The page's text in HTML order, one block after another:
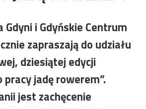
i Gdyńskie Centrum
zapraszają do udziału
dziesiątej edycji
pracy jadę rowerem”.
jest zachęcenie